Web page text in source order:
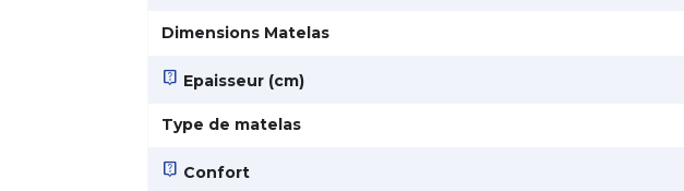
Dimensions Matelas
live_help Epaisseur (cm)
Type de matelas
live_help Confort